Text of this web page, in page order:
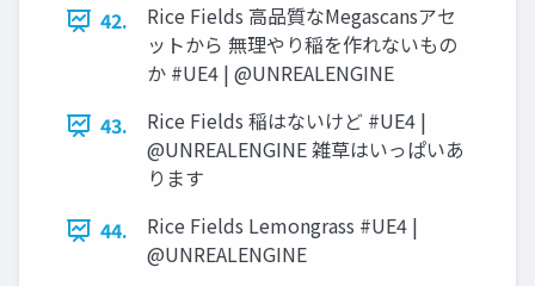
42.
Rice Fields 高品質なMegascansアセ
ットから 無理やり稲を作れないもの
か #UE4 | @UNREALENGINE
43.
Rice Fields 稲はないけど #UE4 |
@UNREALENGINE 雑草はいっぱいあ
ります
44.
Rice Fields Lemongrass #UE4 |
@UNREALENGINE